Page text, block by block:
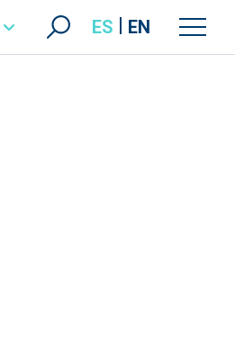
ES EN